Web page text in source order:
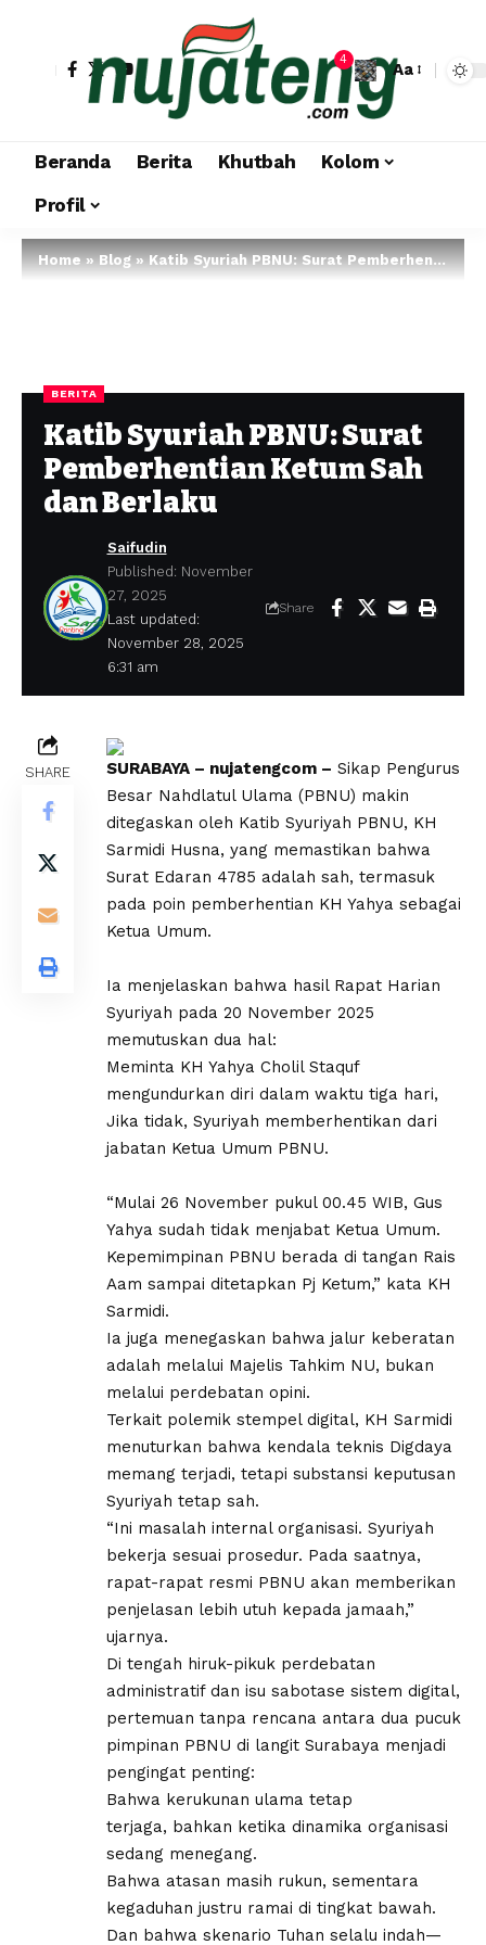
4
Aa
Beranda Berita Khutbah
Kolom
Profil
Home»Blog»Katib Syuriah PBNU: Surat Pemberhentian Ketum Sah dan Berlaku
BERITA
Katib Syuriah PBNU: Surat
Pemberhentian Ketum Sah
dan Berlaku
Last updated:
November 28, 2025
6:31 am
Saifudin
Published: November
27, 2025
Share
SHARE SURABAYA – nujatengcom – Sikap Pengurus
Besar Nahdlatul Ulama (PBNU) makin
ditegaskan oleh Katib Syuriyah PBNU, KH
Sarmidi Husna, yang memastikan bahwa
Surat Edaran 4785 adalah sah, termasuk
pada poin pemberhentian KH Yahya sebagai
Ketua Umum.
Ia menjelaskan bahwa hasil Rapat Harian
Syuriyah pada 20 November 2025
memutuskan dua hal:
Meminta KH Yahya Cholil Staquf
mengundurkan diri dalam waktu tiga hari,
Jika tidak, Syuriyah memberhentikan dari
jabatan Ketua Umum PBNU.
“Mulai 26 November pukul 00.45 WIB, Gus
Yahya sudah tidak menjabat Ketua Umum.
Kepemimpinan PBNU berada di tangan Rais
Aam sampai ditetapkan Pj Ketum,” kata KH
Sarmidi.
Ia juga menegaskan bahwa jalur keberatan
adalah melalui Majelis Tahkim NU, bukan
melalui perdebatan opini.
Terkait polemik stempel digital, KH Sarmidi
menuturkan bahwa kendala teknis Digdaya
memang terjadi, tetapi substansi keputusan
Syuriyah tetap sah.
“Ini masalah internal organisasi. Syuriyah
bekerja sesuai prosedur. Pada saatnya,
rapat-rapat resmi PBNU akan memberikan
penjelasan lebih utuh kepada jamaah,”
ujarnya.
Di tengah hiruk-pikuk perdebatan
administratif dan isu sabotase sistem digital,
pertemuan tanpa rencana antara dua pucuk
pimpinan PBNU di langit Surabaya menjadi
pengingat penting:
Bahwa kerukunan ulama tetap
terjaga, bahkan ketika dinamika organisasi
sedang menegang.
Bahwa atasan masih rukun, sementara
kegaduhan justru ramai di tingkat bawah.
Dan bahwa skenario Tuhan selalu indah—